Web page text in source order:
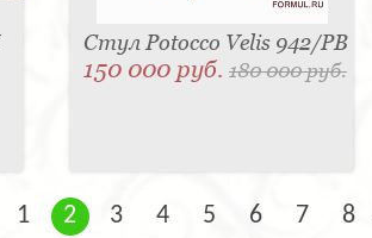
Стул Potocco Velis 942/PB
150 000 руб. 180 000 руб.
1 2 3 4 5 6 7 8